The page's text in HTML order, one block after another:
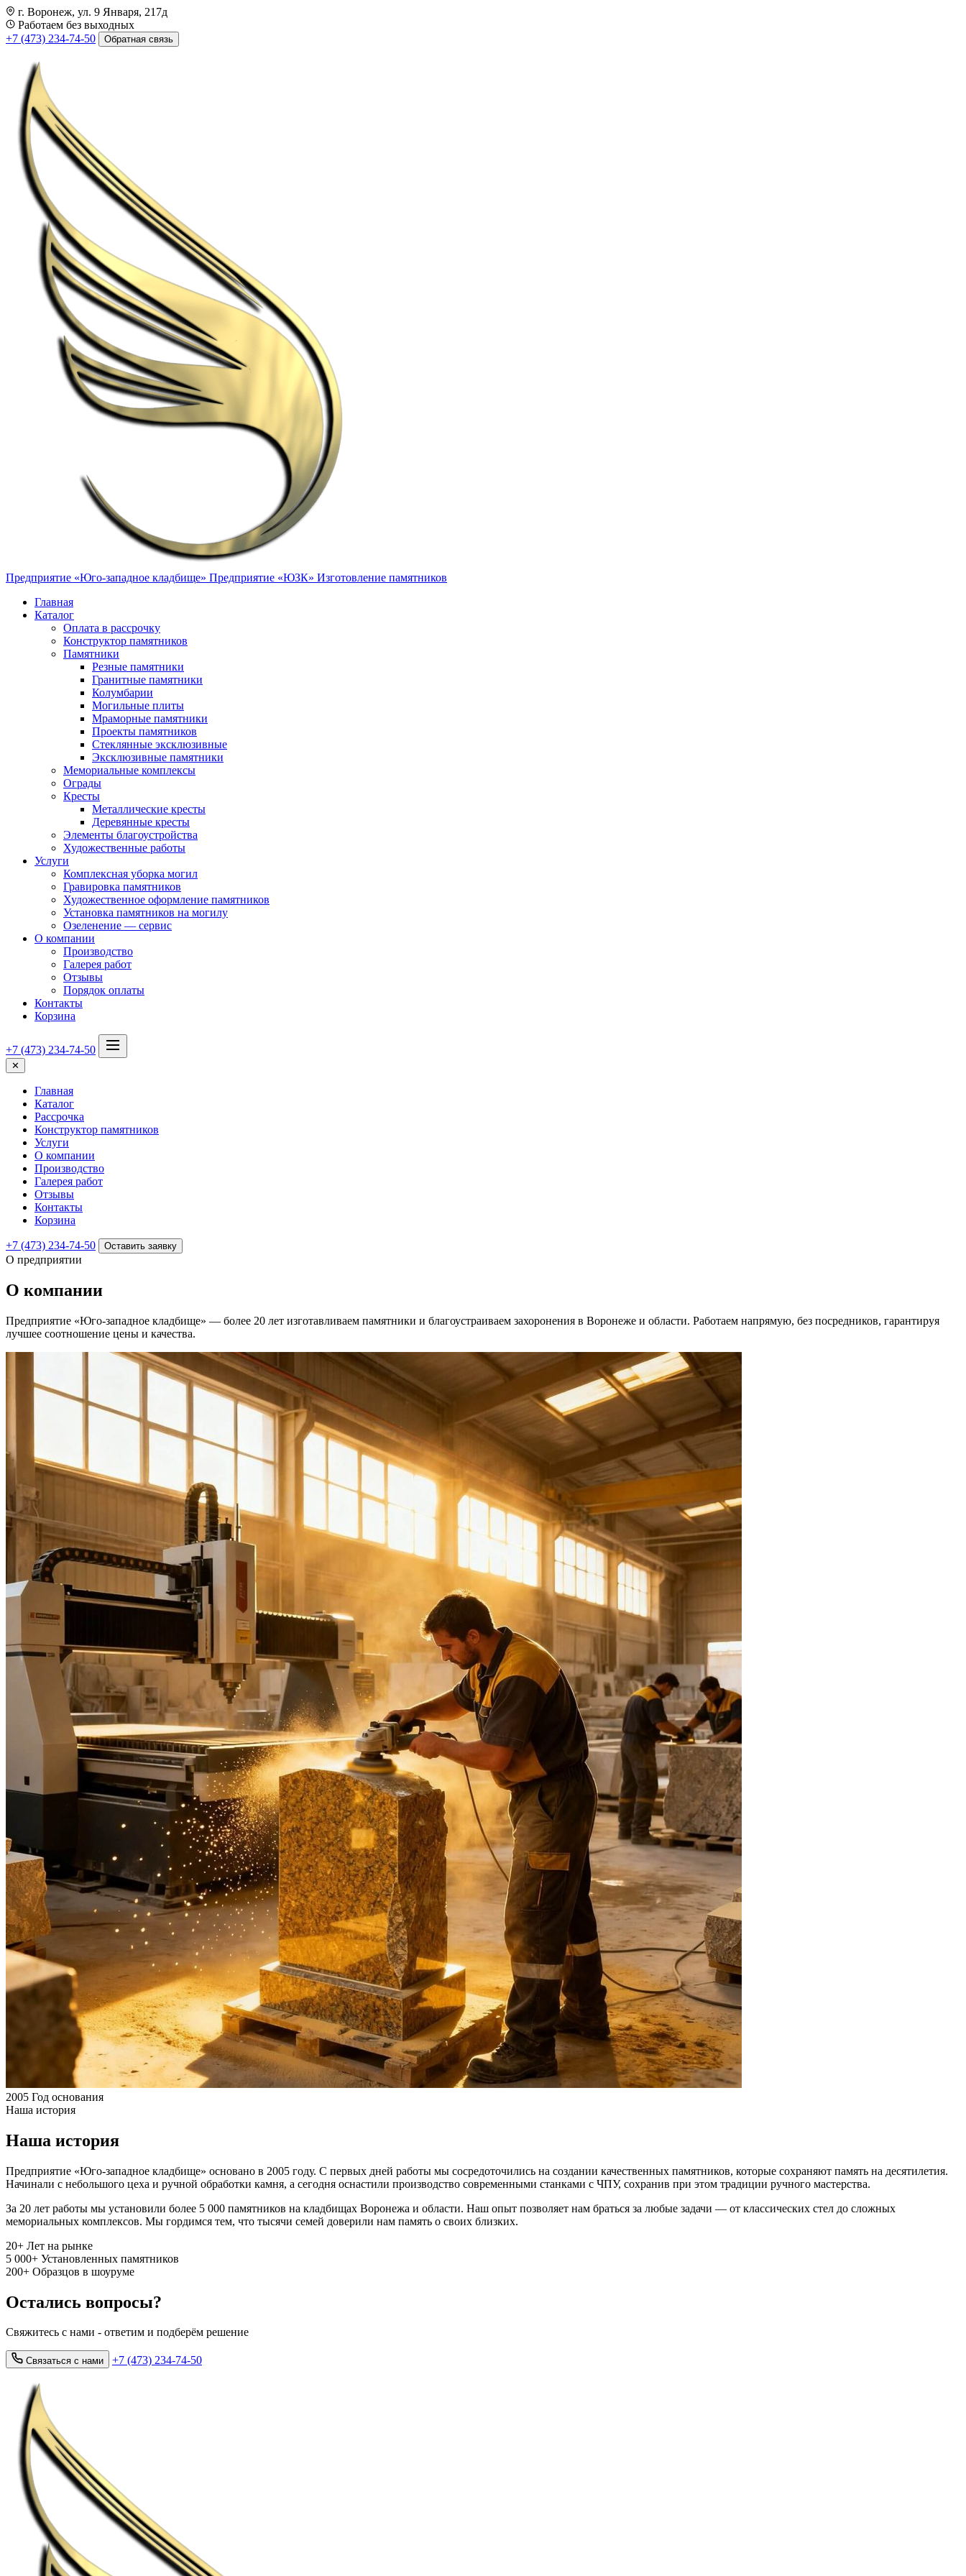
г. Воронеж, ул. 9 Января, 217д
Работаем без выходных
+7 (473) 234-74-50
Обратная связь
Предприятие «Юго-западное кладбище» Предприятие «ЮЗК» Изготовление памятников
Главная
Каталог
Оплата в рассрочку
Конструктор памятников
Памятники
Резные памятники
Гранитные памятники
Колумбарии
Могильные плиты
Мраморные памятники
Проекты памятников
Стеклянные эксклюзивные
Эксклюзивные памятники
Мемориальные комплексы
Ограды
Кресты
Металлические кресты
Деревянные кресты
Элементы благоустройства
Художественные работы
Услуги
Комплексная уборка могил
Гравировка памятников
Художественное оформление памятников
Установка памятников на могилу
Озеленение — сервис
О компании
Производство
Галерея работ
Отзывы
Порядок оплаты
Контакты
Корзина
+7 (473) 234-74-50
✕
Главная
Каталог
Рассрочка
Конструктор памятников
Услуги
О компании
Производство
Галерея работ
Отзывы
Контакты
Корзина
+7 (473) 234-74-50 Оставить заявку
О предприятии
О компании
Предприятие «Юго-западное кладбище» — более 20 лет изготавливаем памятники и благоустраиваем захоронения в Воронеже и области. Работаем напрямую, без посредников, гарантируя
лучшее соотношение цены и качества.
2005 Год основания
Наша история
Наша история
Предприятие «Юго-западное кладбище» основано в 2005 году. С первых дней работы мы сосредоточились на создании качественных памятников, которые сохраняют память на десятилетия.
Начинали с небольшого цеха и ручной обработки камня, а сегодня оснастили производство современными станками с ЧПУ, сохранив при этом традиции ручного мастерства.
За 20 лет работы мы установили более 5 000 памятников на кладбищах Воронежа и области. Наш опыт позволяет нам браться за любые задачи — от классических стел до сложных
мемориальных комплексов. Мы гордимся тем, что тысячи семей доверили нам память о своих близких.
20+ Лет на рынке
5 000+ Установленных памятников
200+ Образцов в шоуруме
Остались вопросы?
Свяжитесь с нами - ответим и подберём решение
Связаться с нами +7 (473) 234-74-50